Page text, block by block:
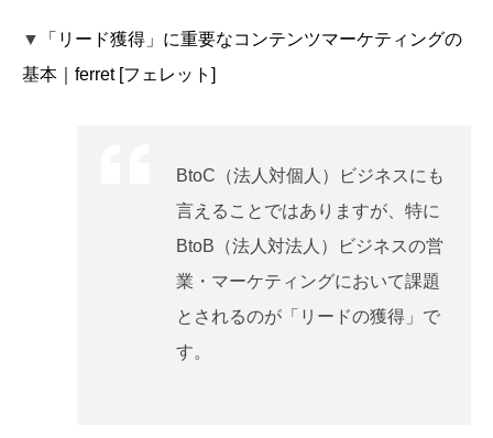
▼
「リード獲得」に重要なコンテンツマーケティングの
基本｜ferret [フェレット]
BtoC（法人対個人）ビジネスにも
言えることではありますが、特に
BtoB（法人対法人）ビジネスの営
業・マーケティングにおいて課題
とされるのが「リードの獲得」で
す。